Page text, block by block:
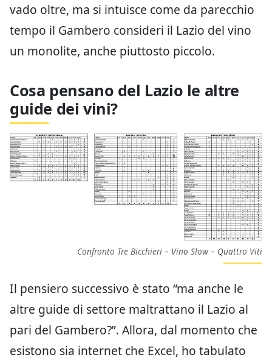
vado oltre, ma si intuisce come da parecchio
tempo il Gambero consideri il Lazio del vino
un monolite, anche piuttosto piccolo.
Cosa pensano del Lazio le altre
guide dei vini?
Confronto Tre Bicchieri – Vino Slow – Quattro Viti
Il pensiero successivo è stato “ma anche le
altre guide di settore maltrattano il Lazio al
pari del Gambero?”. Allora, dal momento che
esistono sia internet che Excel, ho tabulato